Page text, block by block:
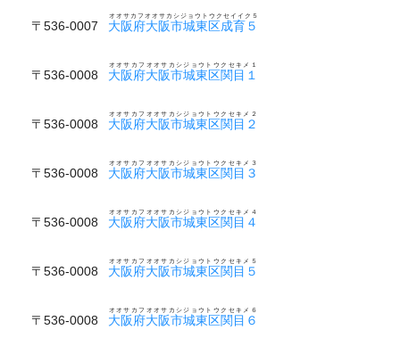
〒536-0007 大阪府大阪市城東区成育５
オオサカフオオサカシジョウトウクセイイク５
〒536-0008 大阪府大阪市城東区関目１
オオサカフオオサカシジョウトウクセキメ１
〒536-0008 大阪府大阪市城東区関目２
オオサカフオオサカシジョウトウクセキメ２
〒536-0008 大阪府大阪市城東区関目３
オオサカフオオサカシジョウトウクセキメ３
〒536-0008 大阪府大阪市城東区関目４
オオサカフオオサカシジョウトウクセキメ４
〒536-0008 大阪府大阪市城東区関目５
オオサカフオオサカシジョウトウクセキメ５
〒536-0008 大阪府大阪市城東区関目６
オオサカフオオサカシジョウトウクセキメ６